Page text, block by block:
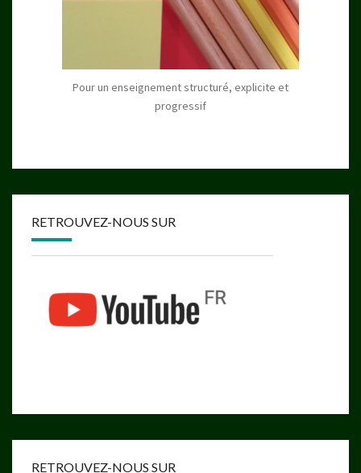
Pour un enseignement structuré, explicite et
progressif
RETROUVEZ-NOUS SUR
RETROUVEZ-NOUS SUR